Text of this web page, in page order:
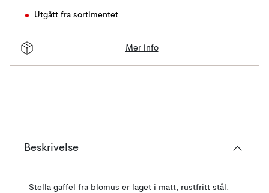
Utgått fra sortimentet
Mer info
Beskrivelse
Stella gaffel fra blomus er laget i matt, rustfritt stål.